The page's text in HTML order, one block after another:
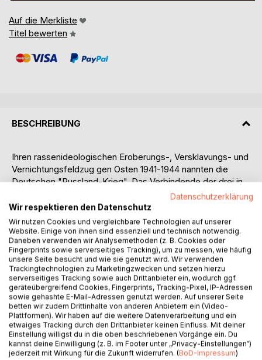
Auf die Merkliste
Titel bewerten
BESCHREIBUNG
Ihren rassenideologischen Eroberungs-, Versklavungs- und
Vernichtungsfeldzug gen Osten 1941-1944 nannten die
Deutschen "Russland-Krieg". Das Verbindende der drei in
diesem Dokumentationsband dargebotenen Texte ist das
Anliegen einer Versöhnung mit den damals angegriffenen
Völkern:
Der Herausgeber Ulrich Frey war von 1972 bis 2000
Geschäftsführer der Aktionsgemeinschaft Dienst für den
Frieden e.V. (AGDF). Er blickt in einem sehr persönlich
gehaltenen Beitrag acht Jahrzehnte nach der
Niederwerfung des deutschen Faschismus zurück auf
seine Beteiligung an der Kampagne der Friedensbewegung
zur "Versöhnung mit den Völkern der Sowjetunion" in den
Jahren 1985-1991.
Der Historiker und Friedensforscher Wolfram Wette hat auf
der Heidelberger Friedenskonferenz am 22. Juni 2025
einen bundesweit stark beachteten Vortrag "Frieden mit
Datenschutzerklärung
Wir respektieren den Datenschutz
Wir nutzen Cookies und vergleichbare Technologien auf unserer
Website. Einige von ihnen sind essenziell und technisch notwendig.
Daneben verwenden wir Analysemethoden (z. B. Cookies oder
Fingerprints sowie serverseitiges Tracking), um zu messen, wie häufig
unsere Seite besucht und wie sie genutzt wird. Wir verwenden
Trackingtechnologien zu Marketingzwecken und setzen hierzu
serverseitiges Tracking sowie auch Drittanbieter ein, wodurch ggf.
geräteübergreifend Cookies, Fingerprints, Tracking-Pixel, IP-Adressen
sowie gehashte E-Mail-Adressen genutzt werden. Auf unserer Seite
betten wir zudem Drittinhalte von anderen Anbietern ein (Video-
Plattformen). Wir haben auf die weitere Datenverarbeitung und ein
etwaiges Tracking durch den Drittanbieter keinen Einfluss. Mit deiner
Einstellung willigst du in die oben beschriebenen Vorgänge ein. Du
kannst deine Einwilligung (z. B. im Footer unter „Privacy-Einstellungen“)
jederzeit mit Wirkung für die Zukunft widerrufen. (BoD-Impressum)